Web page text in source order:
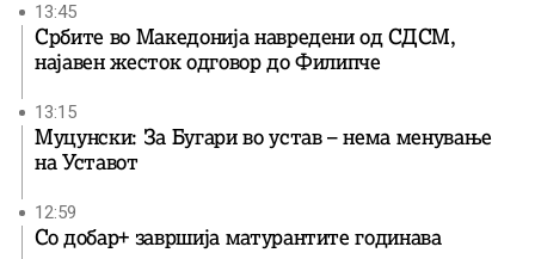
13:45
Србите во Македонија навредени од СДСМ,
најавен жесток одговор до Филипче
13:15
Муцунски: За Бугари во устав – нема менување
на Уставот
12:59
Со добар+ завршија матурантите годинава